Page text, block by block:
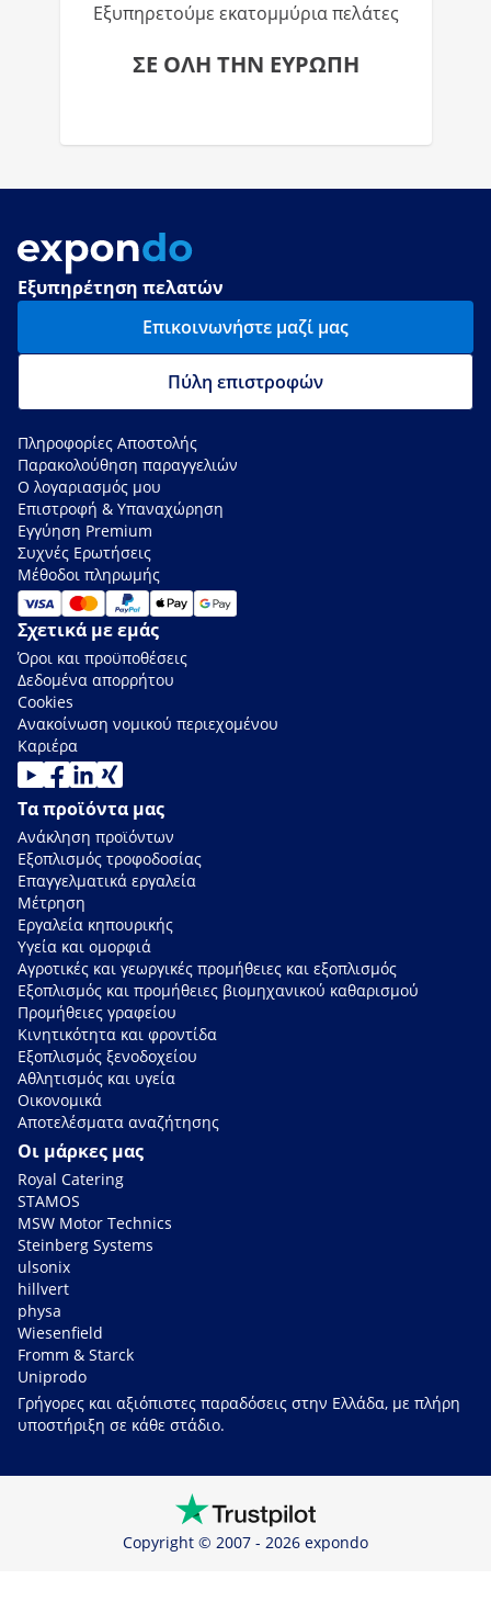
Εξυπηρετούμε εκατομμύρια πελάτες
ΣΕ ΟΛΗ ΤΗΝ ΕΥΡΩΠΗ
Εξυπηρέτηση πελατών
Επικοινωνήστε μαζί μας
Πύλη επιστροφών
Πληροφορίες Αποστολής
Παρακολούθηση παραγγελιών
Ο λογαριασμός μου
Επιστροφή & Υπαναχώρηση
Εγγύηση Premium
Συχνές Ερωτήσεις
Μέθοδοι πληρωμής
Σχετικά με εμάς
Όροι και προϋποθέσεις
Δεδομένα απορρήτου
Cookies
Ανακοίνωση νομικού περιεχομένου
Καριέρα
Τα προϊόντα μας
Ανάκληση προϊόντων
Εξοπλισμός τροφοδοσίας
Επαγγελματικά εργαλεία
Μέτρηση
Εργαλεία κηπουρικής
Υγεία και ομορφιά
Αγροτικές και γεωργικές προμήθειες και εξοπλισμός
Εξοπλισμός και προμήθειες βιομηχανικού καθαρισμού
Προμήθειες γραφείου
Κινητικότητα και φροντίδα
Εξοπλισμός ξενοδοχείου
Αθλητισμός και υγεία
Οικονομικά
Αποτελέσματα αναζήτησης
Οι μάρκες μας
Royal Catering
STAMOS
MSW Motor Technics
Steinberg Systems
ulsonix
hillvert
physa
Wiesenfield
Fromm & Starck
Uniprodo
Γρήγορες και αξιόπιστες παραδόσεις στην Ελλάδα, με πλήρη
υποστήριξη σε κάθε στάδιο.
Copyright © 2007 - 2026 expondo